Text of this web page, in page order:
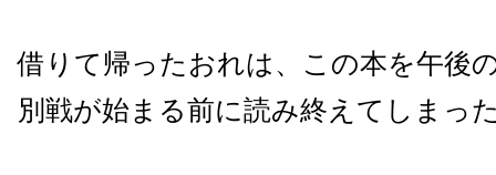
借りて帰ったおれは、この本を午後
別戦が始まる前に読み終えてしまっ